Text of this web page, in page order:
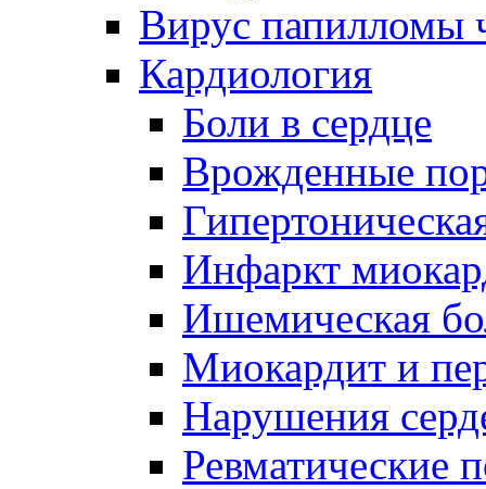
Вирус папилломы
Кардиология
Боли в сердце
Врожденные
Инфаркт
Ишемическая
Миокардит и
Нарушения
Ревматические